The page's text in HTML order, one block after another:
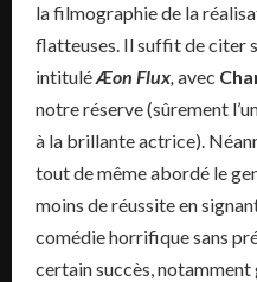
la filmographie de la
flatteuses. Il suffit de citer
intituléÆon Flux, avec
notre réserve (sûrement
à la brillante actrice).
tout de même abordé le
moins de réussite en
comédie horrifique sans
certain succès, notamment